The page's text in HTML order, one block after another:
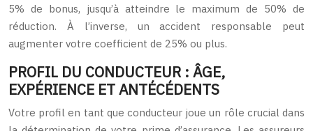
5% de bonus, jusqu’à atteindre le maximum de 50% de
réduction. À l’inverse, un accident responsable peut
augmenter votre coefficient de 25% ou plus.
PROFIL DU CONDUCTEUR : ÂGE,
EXPÉRIENCE ET ANTÉCÉDENTS
Votre profil en tant que conducteur joue un rôle crucial dans